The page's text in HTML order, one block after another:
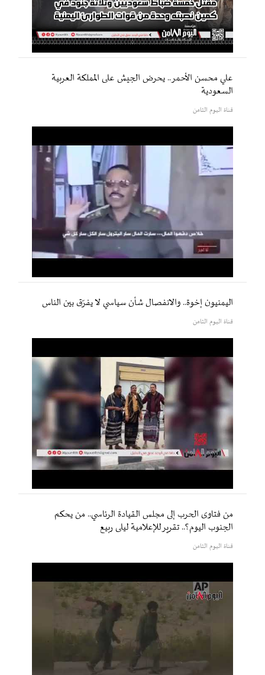
علي محسن الأحمر.. يحرض الجيش على المملكة العربية
السعودية
قناة اليوم الثامن
اليمنيون إخوة.. والانفصال شأن سياسي لا يفرّق بين الناس
قناة اليوم الثامن
من فتاوى الحرب إلى مجلس القيادة الرئاسي.. من يحكم
الجنوب اليوم؟.. تقرير للإعلامية ليلى ربيع
قناة اليوم الثامن